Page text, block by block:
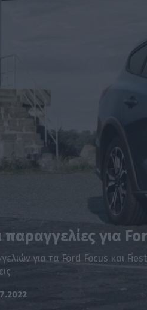
παραγγελίες για
για τα Ford Focus και